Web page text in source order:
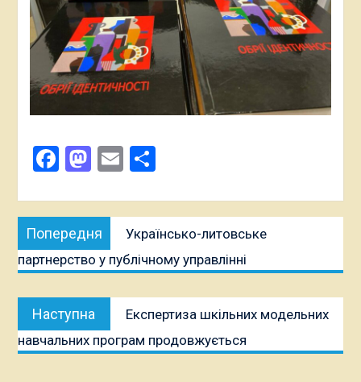
Facebook
Mastodon
EmailПоділитися
Навігація
записів
Попередня
публікація:
Українсько-литовське
партнерство у публічному управлінні
Наступна
публікація:
Експертиза шкільних модельних
навчальних програм продовжується